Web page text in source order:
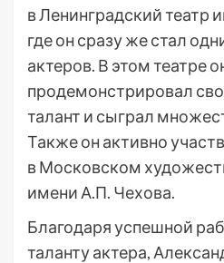
в Ленинградский театр
где он сразу же стал
актеров. В этом театре
продемонстрировал
талант и сыграл
Также он активно
в Московском
имени А.П. Чехова.
Благодаря успешной
таланту актера,